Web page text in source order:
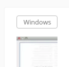
Windows